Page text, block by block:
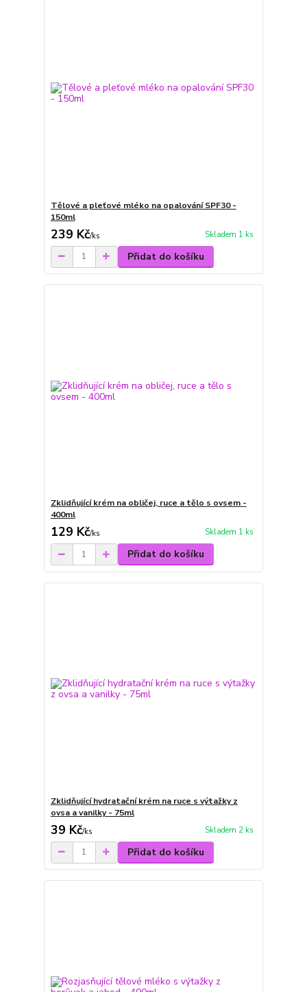
Tělové a pleťové mléko na opalování SPF30 -
150ml
239 Kč/ks Skladem 1 ks
Přidat do košíku
Zklidňující krém na obličej, ruce a tělo s ovsem -
400ml
129 Kč/ks Skladem 1 ks
Přidat do košíku
Zklidňující hydratační krém na ruce s výtažky z
ovsa a vanilky - 75ml
39 Kč/ks Skladem 2 ks
Přidat do košíku